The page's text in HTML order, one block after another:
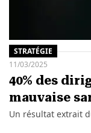
STRATÉGIE
11/03/2025
40% des
mauvaise
Un résultat extrait